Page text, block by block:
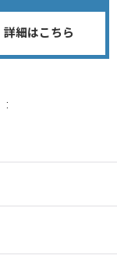
詳細はこちら
: